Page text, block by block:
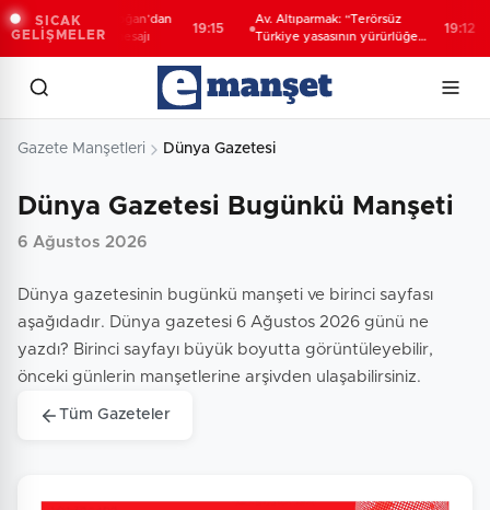
SICAK
GELİŞMELER
Erdoğan’dan
Türkiye' mesajı
19:15
Av. Altıparmak: “Terörsüz
Türkiye yasasının yürürlüğe
19:12
Gazete Manşetleri Dünya Gazetesi
Dünya Gazetesi Bugünkü Manşeti
6 Ağustos 2026
Dünya gazetesinin bugünkü manşeti ve birinci sayfası
aşağıdadır. Dünya gazetesi 6 Ağustos 2026 günü ne
yazdı? Birinci sayfayı büyük boyutta görüntüleyebilir,
önceki günlerin manşetlerine arşivden ulaşabilirsiniz.
Tüm Gazeteler